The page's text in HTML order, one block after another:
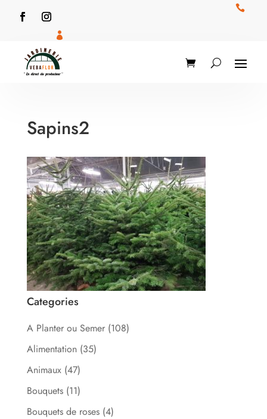


Sapins2
Categories
A Planter ou Semer (108)
Alimentation (35)
Animaux (47)
Bouquets (11)
Bouquets de roses (4)